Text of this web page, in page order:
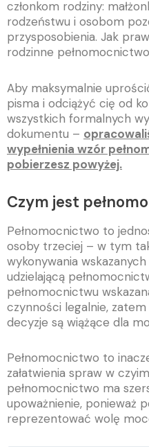
członkom rodziny:
rodzeństwu i osobom
przysposobienia. Jak
rodzinne
Aby maksymalnie
pisma i odciążyć cię od
wszystkich formalnych
dokumentu –
wypełnienia wzór
pobierzesz powyżej.
Czym jest
Pełnomocnictwo to
osoby trzeciej – w tym
wykonywania
udzielającą
pełnomocnictwu
czynności legalnie,
decyzje są wiążące dla
Pełnomocnictwo to
załatwienia spraw w
pełnomocnictwo ma
upoważnienie, ponieważ
reprezentować wolę